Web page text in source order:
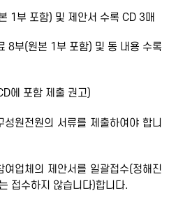
포함) 및 제안서 수록 CD 3매
(원본 1부 포함) 및 동 내용 수록
함 제출 권고)
전원의 서류를 제출하여야 합니
체의 제안서를 일괄접수(정해진
접수하지 않습니다)합니다.